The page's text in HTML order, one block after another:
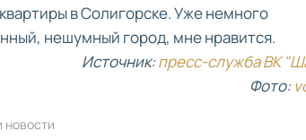
в Солигорске. Уже немного
нешумный город, мне нравится.
Источник:пресс-служба ВК
Фото:
новости